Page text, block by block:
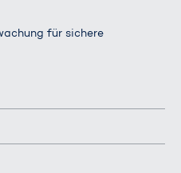
für sichere